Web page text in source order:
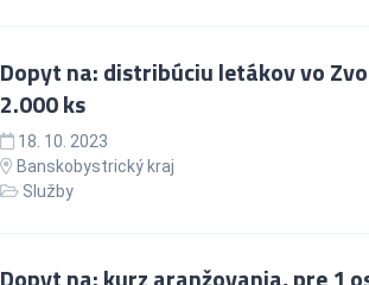
Dopyt na: distribúciu letákov vo
2.000 ks
18. 10. 2023
Banskobystrický kraj
Služby